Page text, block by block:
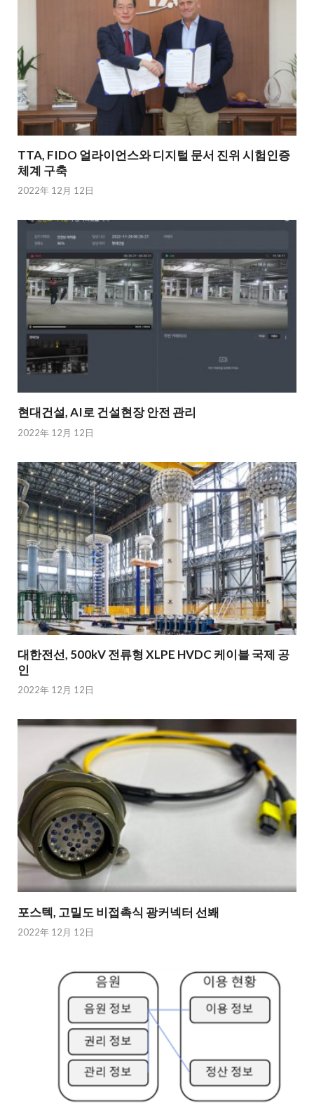
TTA, FIDO 얼라이언스와 디지털 문서 진위 시험인증
체계 구축
2022年 12月 12日
현대건설, AI로 건설현장 안전 관리
2022年 12月 12日
대한전선, 500kV 전류형 XLPE HVDC 케이블 국제 공
인
2022年 12月 12日
포스텍, 고밀도 비접촉식 광커넥터 선봬
2022年 12月 12日